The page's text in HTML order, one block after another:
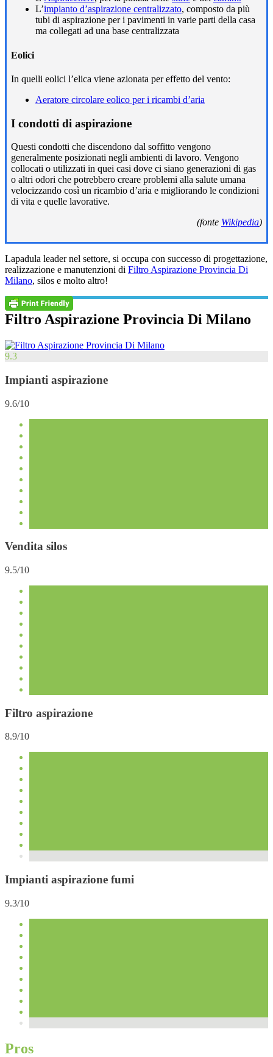
L’impianto d’aspirazione centralizzato, composto da più
tubi di aspirazione per i pavimenti in varie parti della casa
ma collegati ad una base centralizzata
Eolici
In quelli eolici l’elica viene azionata per effetto del vento:
Aeratore circolare eolico per i ricambi d’aria
I condotti di aspirazione
Questi condotti che discendono dal soffitto vengono
generalmente posizionati negli ambienti di lavoro. Vengono
collocati o utilizzati in quei casi dove ci siano generazioni di gas
o altri odori che potrebbero creare problemi alla salute umana
velocizzando così un ricambio d’aria e migliorando le condizioni
di vita e quelle lavorative.
(fonte Wikipedia)
Lapadula leader nel settore, si occupa con successo di progettazione,
realizzazione e manutenzioni di Filtro Aspirazione Provincia Di
Milano, silos e molto altro!
Filtro Aspirazione Provincia Di Milano
9.3
Impianti aspirazione
9.6/10
Vendita silos
9.5/10
Filtro aspirazione
8.9/10
Impianti aspirazione fumi
9.3/10
Pros